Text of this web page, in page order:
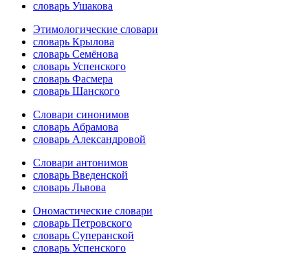
словарь Ушакова
Этимологические словари
словарь Крылова
словарь Семёнова
словарь Успенского
словарь Фасмера
словарь Шанского
Словари синонимов
словарь Абрамова
словарь Александровой
Словари антонимов
словарь Введенской
словарь Львова
Ономастические словари
словарь Петровского
словарь Суперанской
словарь Успенского